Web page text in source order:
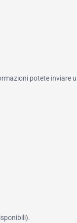
potete inviare